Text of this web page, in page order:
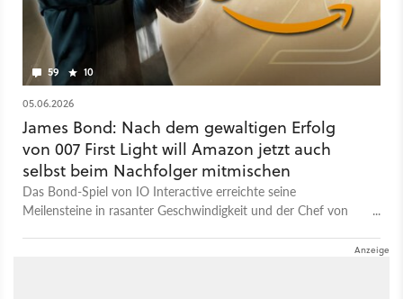
59 10
05.06.2026
James Bond: Nach dem gewaltigen Erfolg
von 007 First Light will Amazon jetzt auch
selbst beim Nachfolger mitmischen
Das Bond-Spiel von IO Interactive erreichte seine
Meilensteine in rasanter Geschwindigkeit und der Chef von